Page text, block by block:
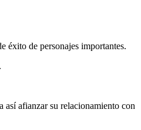
éxito de personajes importantes.
así afianzar su relacionamiento con